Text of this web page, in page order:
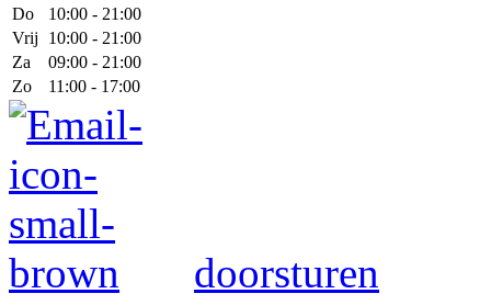
Do
10:00 - 21:00
Vrij
10:00 - 21:00
Za
09:00 - 21:00
Zo
11:00 - 17:00
doorsturen